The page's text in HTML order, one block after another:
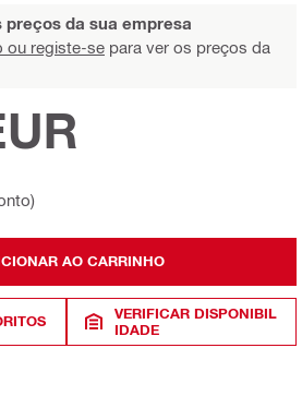
preços da sua empresa
ou registe-se para ver os preços da
AO CARRINHO
VERIFICAR DISPONIBIL
IDADE